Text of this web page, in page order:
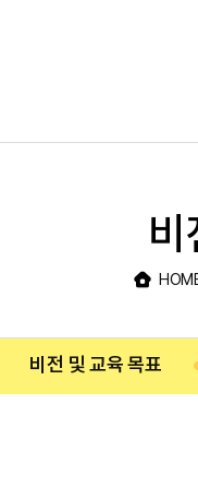
비전 및 교육 목표